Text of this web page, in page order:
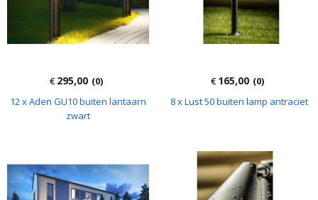
€295,00 (0)
12 x Aden GU10 buiten lantaarn
zwart
€165,00 (0)
8 x Lust 50 buiten lamp antraciet